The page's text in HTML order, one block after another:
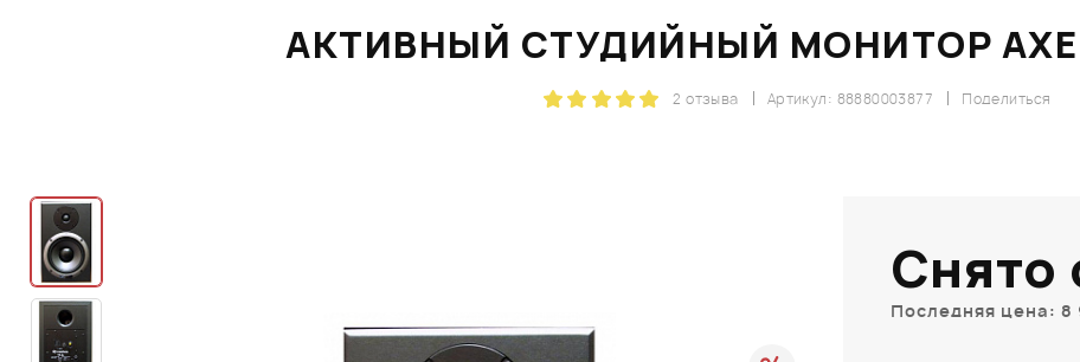
АКТИВНЫЙ СТУДИЙНЫЙ МОНИТОР
Поделиться
Артикул: 88880003877
2 отзыва
Снято
Последняя цена: 8